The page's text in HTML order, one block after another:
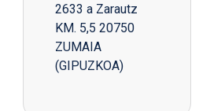
2633 a Zarautz
KM. 5,5 20750
ZUMAIA
(GIPUZKOA)